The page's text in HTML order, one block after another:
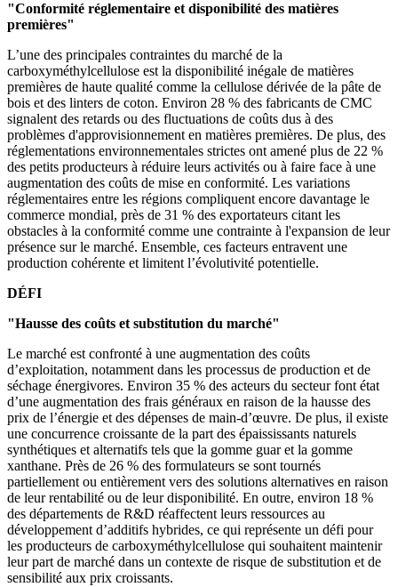
"Conformité réglementaire et disponibilité des matières
premières"
L’une des principales contraintes du marché de la
carboxyméthylcellulose est la disponibilité inégale de matières
premières de haute qualité comme la cellulose dérivée de la pâte de
bois et des linters de coton. Environ 28 % des fabricants de CMC
signalent des retards ou des fluctuations de coûts dus à des
problèmes d'approvisionnement en matières premières. De plus, des
réglementations environnementales strictes ont amené plus de 22 %
des petits producteurs à réduire leurs activités ou à faire face à une
augmentation des coûts de mise en conformité. Les variations
réglementaires entre les régions compliquent encore davantage le
commerce mondial, près de 31 % des exportateurs citant les
obstacles à la conformité comme une contrainte à l'expansion de leur
présence sur le marché. Ensemble, ces facteurs entravent une
production cohérente et limitent l’évolutivité potentielle.
DÉFI
"Hausse des coûts et substitution du marché"
Le marché est confronté à une augmentation des coûts
d’exploitation, notamment dans les processus de production et de
séchage énergivores. Environ 35 % des acteurs du secteur font état
d’une augmentation des frais généraux en raison de la hausse des
prix de l’énergie et des dépenses de main-d’œuvre. De plus, il existe
une concurrence croissante de la part des épaississants naturels
synthétiques et alternatifs tels que la gomme guar et la gomme
xanthane. Près de 26 % des formulateurs se sont tournés
partiellement ou entièrement vers des solutions alternatives en raison
de leur rentabilité ou de leur disponibilité. En outre, environ 18 %
des départements de R&D réaffectent leurs ressources au
développement d’additifs hybrides, ce qui représente un défi pour
les producteurs de carboxyméthylcellulose qui souhaitent maintenir
leur part de marché dans un contexte de risque de substitution et de
sensibilité aux prix croissants.